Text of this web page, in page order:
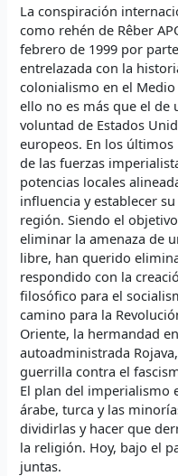
La conspiración
como rehén de Rêber
febrero de 1999 por
entrelazada con la
colonialismo en el
ello no es más que el de
voluntad de Estados
europeos. En los
de las fuerzas
potencias locales
influencia y establecer
región. Siendo el
eliminar la amenaza de
libre, han querido
respondido con la
filosófico para el
camino para la
Oriente, la hermandad
autoadministrada
guerrilla contra el
El plan del imperialismo
árabe, turca y las
dividirlas y hacer que
la religión. Hoy, bajo el
juntas.